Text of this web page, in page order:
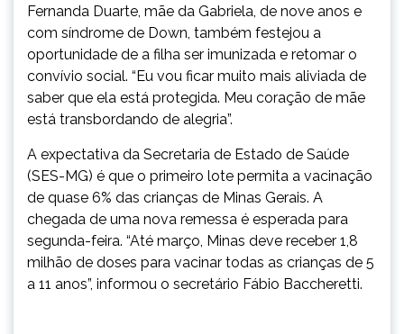
Fernanda Duarte, mãe da Gabriela, de nove anos e
com síndrome de Down, também festejou a
oportunidade de a filha ser imunizada e retomar o
convívio social. “Eu vou ficar muito mais aliviada de
saber que ela está protegida. Meu coração de mãe
está transbordando de alegria”.
A expectativa da Secretaria de Estado de Saúde
(SES-MG) é que o primeiro lote permita a vacinação
de quase 6% das crianças de Minas Gerais. A
chegada de uma nova remessa é esperada para
segunda-feira. “Até março, Minas deve receber 1,8
milhão de doses para vacinar todas as crianças de 5
a 11 anos”, informou o secretário Fábio Baccheretti.